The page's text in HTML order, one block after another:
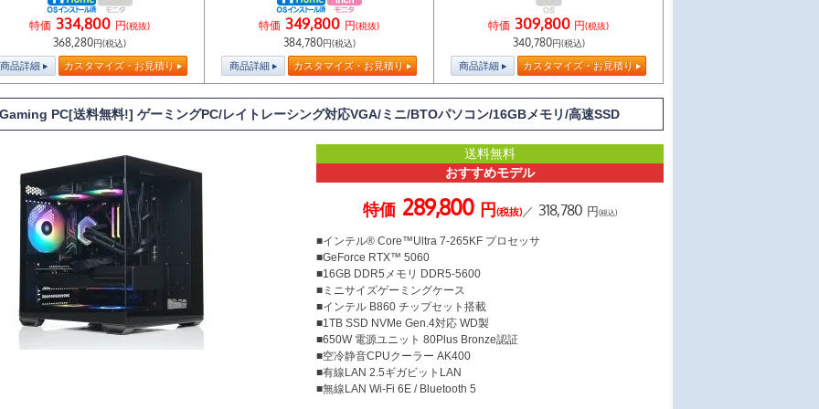
特価 334,800 円(税抜)
368,280円(税込)
商品詳細 カスタマイズ・お見積り
特価 349,800 円(税抜)
384,780円(税込)
商品詳細 カスタマイズ・お見積り
特価 309,800 円(税抜)
340,780円(税込)
商品詳細 カスタマイズ・お見積り
PC[送料無料!] ゲーミングPC/レイトレーシング対応VGA/ミニ/BTOパソコン/16GBメモリ/高速SSD
送料無料
おすすめモデル
特価 289,800 円(税抜)／ 318,780 円(税込)
■インテル® Core™Ultra 7-265KF プロセッサ
■GeForce RTX™ 5060
■16GB DDR5メモリ DDR5-5600
■ミニサイズゲーミングケース
■インテル B860 チップセット搭載
■1TB SSD NVMe Gen.4対応 WD製
■650W 電源ユニット 80Plus Bronze認証
■空冷静音CPUクーラー AK400
■有線LAN 2.5ギガビットLAN
■無線LAN Wi-Fi 6E / Bluetooth 5